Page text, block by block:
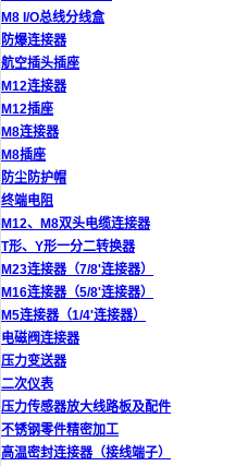
M8 I/O总线分线盒
防爆连接器
航空插头插座
M12连接器
M12插座
M8连接器
M8插座
防尘防护帽
终端电阻
M12、M8双头电缆连接器
T形、Y形一分二转换器
M23连接器（7/8'连接器）
M16连接器（5/8'连接器）
M5连接器（1/4'连接器）
电磁阀连接器
压力变送器
二次仪表
压力传感器放大线路板及配件
不锈钢零件精密加工
高温密封连接器（接线端子）